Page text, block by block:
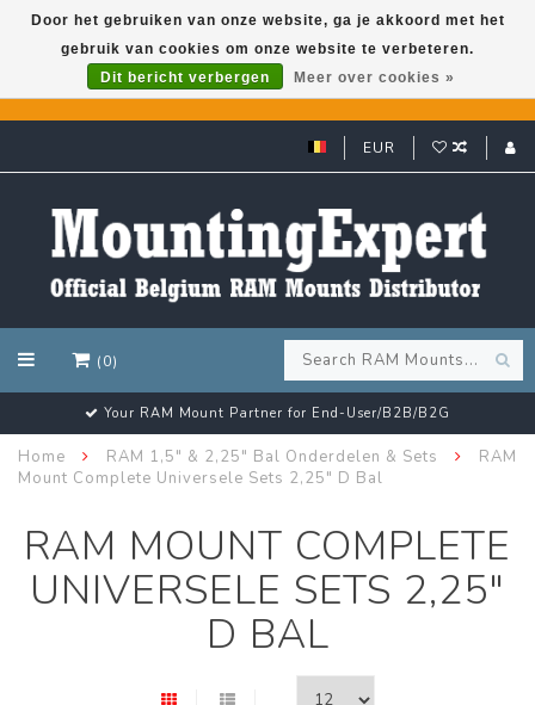
GARMIN GPS met een superkorting tot 50%? Klik hier!
EUR
(0)
Your RAM Mount Partner for End-User/B2B/B2G
Home RAM 1,5" & 2,25" Bal Onderdelen & Sets
RAM
Mount Complete Universele Sets 2,25" D Bal
RAM MOUNT COMPLETE
UNIVERSELE SETS 2,25"
D BAL
Door het gebruiken van onze website, ga je akkoord met het
gebruik van cookies om onze website te verbeteren.
Dit bericht verbergen
Meer over cookies »